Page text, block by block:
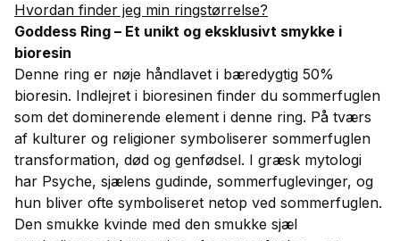
Hvordan finder jeg min ringstørrelse?
Goddess Ring – Et unikt og eksklusivt smykke i
bioresin
Denne ring er nøje håndlavet i bæredygtig 50%
bioresin. Indlejret i bioresinen finder du sommerfuglen
som det dominerende element i denne ring. På tværs
af kulturer og religioner symboliserer sommerfuglen
transformation, død og genfødsel. I græsk mytologi
har Psyche, sjælens gudinde, sommerfuglevinger, og
hun bliver ofte symboliseret netop ved sommerfuglen.
Den smukke kvinde med den smukke sjæl